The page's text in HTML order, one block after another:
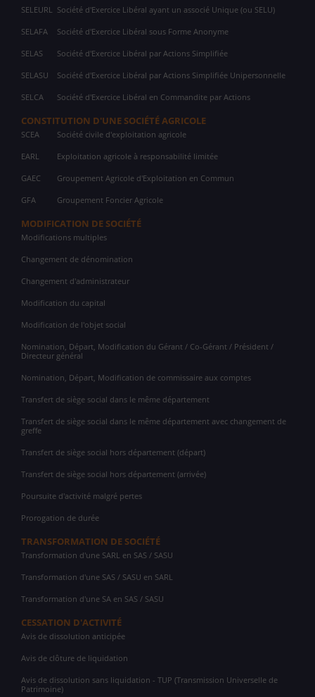
SELEURL Société d'Exercice Libéral ayant un associé Unique (ou SELU)
SELAFA Société d'Exercice Libéral sous Forme Anonyme
SELAS Société d'Exercice Libéral par Actions Simplifiée
SELASU Société d'Exercice Libéral par Actions Simplifiée Unipersonnelle
SELCA Société d'Exercice Libéral en Commandite par Actions
CONSTITUTION D'UNE SOCIÉTÉ AGRICOLE
SCEA Société civile d'exploitation agricole
EARL Exploitation agricole à responsabilité limitée
GAEC Groupement Agricole d'Exploitation en Commun
GFA Groupement Foncier Agricole
MODIFICATION DE SOCIÉTÉ
Modifications multiples
Changement de dénomination
Changement d'administrateur
Modification du capital
Modification de l'objet social
Nomination, Départ, Modification du Gérant / Co-Gérant / Président /
Directeur général
Nomination, Départ, Modification de commissaire aux comptes
Transfert de siège social dans le même département
Transfert de siège social dans le même département avec changement de
greffe
Transfert de siège social hors département (départ)
Transfert de siège social hors département (arrivée)
Poursuite d'activité malgré pertes
Prorogation de durée
TRANSFORMATION DE SOCIÉTÉ
Transformation d'une SARL en SAS / SASU
Transformation d'une SAS / SASU en SARL
Transformation d'une SA en SAS / SASU
CESSATION D'ACTIVITÉ
Avis de dissolution anticipée
Avis de clôture de liquidation
Avis de dissolution sans liquidation - TUP (Transmission Universelle de
Patrimoine)